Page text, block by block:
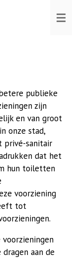
publieke
zijn
en van groot
onze stad,
privé-sanitair
dat het
hun toiletten
voorziening
tot
aan de